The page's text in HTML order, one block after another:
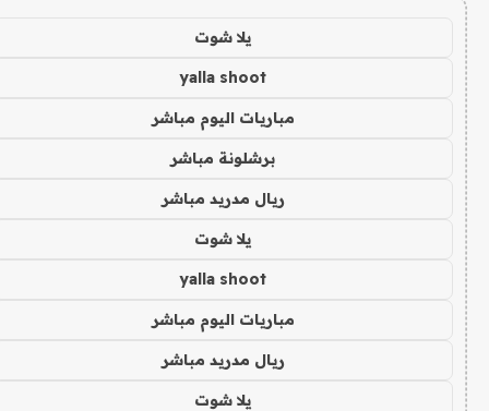
يلا شوت
yalla shoot
مباريات اليوم مباشر
برشلونة مباشر
ريال مدريد مباشر
يلا شوت
yalla shoot
مباريات اليوم مباشر
ريال مدريد مباشر
يلا شوت